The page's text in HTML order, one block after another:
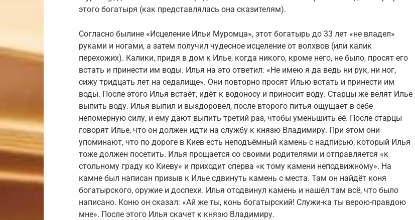
этого богатыря (как представлялась она сказителям).
Согласно былине «Исцеление Ильи Муромца», этот богатырь до 33 лет «не владел»
руками и ногами, а затем получил чудесное исцеление от волхвов (или калик
перехожих). Калики, придя в дом к Илье, когда никого, кроме него, не было, просят его
встать и принести им воды. Илья на это ответил: «Не имею я да ведь ни рук, ни ног,
сижу тридцать лет на седалище». Они повторно просят Илью встать и принести им
воды. После этого Илья встаёт, идёт к водоносу и приносит воду. Старцы же велят Илье
выпить воду. Илья выпил и выздоровел, после второго питья ощущает в себе
непомерную силу, и ему дают выпить третий раз, чтобы уменьшить её. После старцы
говорят Илье, что он должен идти на службу к князю Владимиру. При этом они
упоминают, что по дороге в Киев есть неподъёмный камень с надписью, который Илья
тоже должен посетить. Илья прощается со своими родителями и отправляется «к
стольному граду ко Киеву» и приходит сперва «к тому камени неподвижному». На
камне был написан призыв к Илье сдвинуть камень с места. Там он найдёт коня
богатырского, оружие и доспехи. Илья отодвинул камень и нашёл там всё, что было
написано. Коню он сказал: «Ай же ты, конь богатырский! Служи-ка ты верою-правдою
мне». После этого Илья скачет к князю Владимиру.